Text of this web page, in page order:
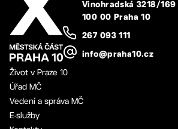
Vinohradská 3218/169
100 00 Praha 10
267 093 111
info@praha10.cz
Život v Praze 10
Úřad MČ
Vedení a správa MČ
E-služby